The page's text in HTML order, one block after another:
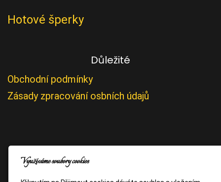
Hotové šperky
Důležité
Obchodní podmínky
Zásady zpracování osbních údajů
Využíváme soubory cookies